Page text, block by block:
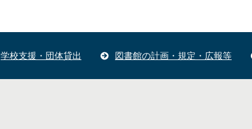
学校支援・団体貸出 図書館の計画・規定・広報等